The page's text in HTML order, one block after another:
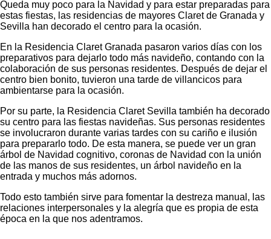
Queda muy poco para la Navidad y para estar preparadas para
estas fiestas, las residencias de mayores Claret de Granada y
Sevilla han decorado el centro para la ocasión.
En la Residencia Claret Granada pasaron varios días con los
preparativos para dejarlo todo más navideño, contando con la
colaboración de sus personas residentes. Después de dejar el
centro bien bonito, tuvieron una tarde de villancicos para
ambientarse para la ocasión.
Por su parte, la Residencia Claret Sevilla también ha decorado
su centro para las fiestas navideñas. Sus personas residentes
se involucraron durante varias tardes con su cariño e ilusión
para prepararlo todo. De esta manera, se puede ver un gran
árbol de Navidad cognitivo, coronas de Navidad con la unión
de las manos de sus residentes, un árbol navideño en la
entrada y muchos más adornos.
Todo esto también sirve para fomentar la destreza manual, las
relaciones interpersonales y la alegría que es propia de esta
época en la que nos adentramos.